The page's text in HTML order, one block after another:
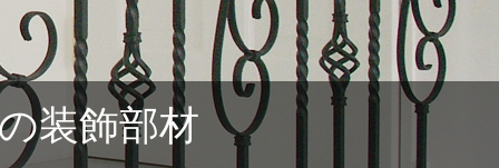
装飾部材